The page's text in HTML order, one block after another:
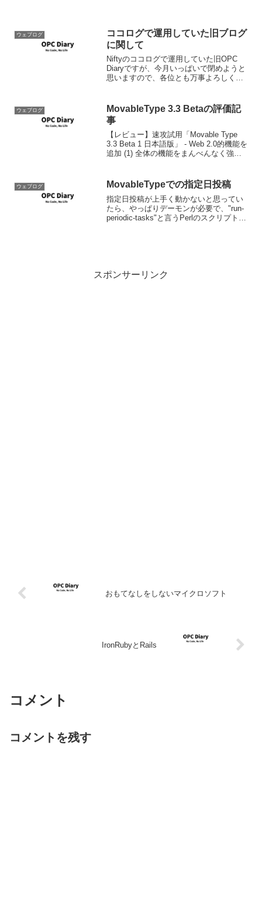
ウェブログ
ココログで運用していた旧ブログ
に関して
Niftyのココログで運用していた旧OPC
Diaryですが、今月いっぱいで閉めようと
思いますので、各位とも万事よろしくお
で、必要があれば個別記事へのリンクに
つきましては...
ウェブログ
MovableType 3.3 Betaの評価記
事
【レビュー】速攻試用「Movable Type
3.3 Beta 1 日本語版」 - Web 2.0的機能を
追加 (1) 全体の機能をまんべんなく強化
ウェブログ MovableTypeでの指定日投稿
指定日投稿が上手く動かないと思ってい
たら、やっぱりデーモンが必要で、"run-
periodic-tasks"と言うPerlのスクリプトを
スポンサーリンク
おもてなしをしないマイクロソフト
IronRubyとRails
コメント
コメントを残す